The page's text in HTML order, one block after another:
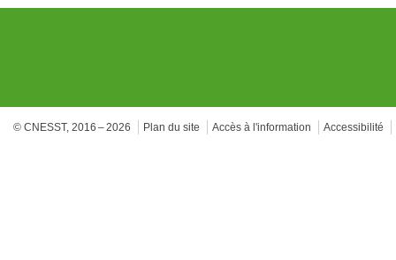
© CNESST, 2016 – 2026 Plan du site Accès à l'information Accessibilité